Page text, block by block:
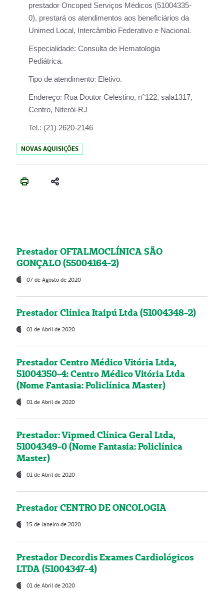
prestador Oncoped Serviços Médicos (51004335-
0), prestará os atendimentos aos beneficiários da
Unimed Local, Intercâmbio Federativo e Nacional.
Especialidade: Consulta de Hematologia
Pediátrica.
Tipo de atendimento: Eletivo.
Endereço: Rua Doutor Celestino, n°122, sala1317,
Centro, Niterói-RJ
Tel.: (21) 2620-2146
NOVAS AQUISIÇÕES
Prestador OFTALMOCLÍNICA SÃO
GONÇALO (55004164-2)
07 de Agosto de 2020
Prestador Clínica Itaipú Ltda (51004348-2)
01 de Abril de 2020
Prestador Centro Médico Vitória Ltda,
51004350-4: Centro Médico Vitória Ltda
(Nome Fantasia: Policlínica Master)
01 de Abril de 2020
Prestador: Vipmed Clínica Geral Ltda,
51004349-0 (Nome Fantasia: Policlínica
Master)
01 de Abril de 2020
Prestador CENTRO DE ONCOLOGIA
15 de Janeiro de 2020
Prestador Decordis Exames Cardiológicos
LTDA (51004347-4)
01 de Abril de 2020